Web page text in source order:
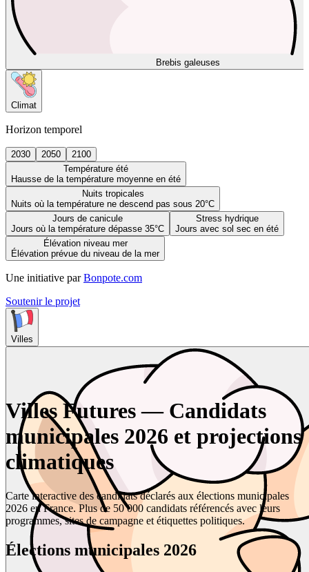
Brebis galeuses
Climat
Horizon temporel
2030 2050
2100
Température été
Hausse de la température moyenne en été
Nuits tropicales
Nuits où la température ne descend pas sous 20°C
Jours de canicule
Jours où la température dépasse 35°C
Stress hydrique
Jours avec sol sec en été
Élévation niveau mer
Élévation prévue du niveau de la mer
Une initiative par Bonpote.com
Soutenir le projet
Villes
Villes Futures — Candidats
municipales 2026 et projections
climatiques
Carte interactive des candidats déclarés aux élections municipales
2026 en France. Plus de 50 000 candidats référencés avec leurs
programmes, sites de campagne et étiquettes politiques.
Élections municipales 2026